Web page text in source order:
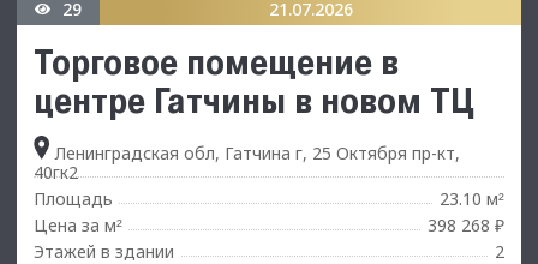
29 21.07.2026
Торговое помещение в
центре Гатчины в новом ТЦ
Ленинградская обл, Гатчина г, 25 Октября пр-кт,
40гк2
Площадь
23.10 м²
Цена за м²
398 268 ₽
Этажей в здании
2